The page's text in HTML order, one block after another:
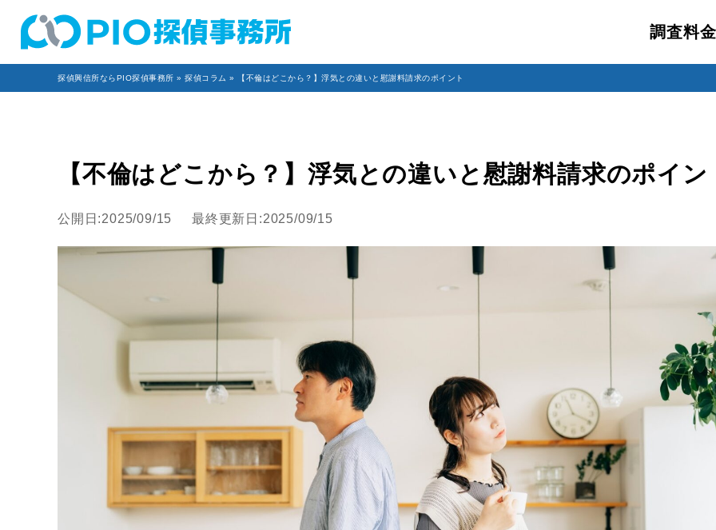
調査料金
探偵興信所ならPIO探偵事務所 » 探偵コラム » 【不倫はどこから？】浮気との違いと慰謝料請求のポイント
【不倫はどこから？】浮気との違いと慰謝料請求のポイン
公開日:2025/09/15 最終更新日:2025/09/15